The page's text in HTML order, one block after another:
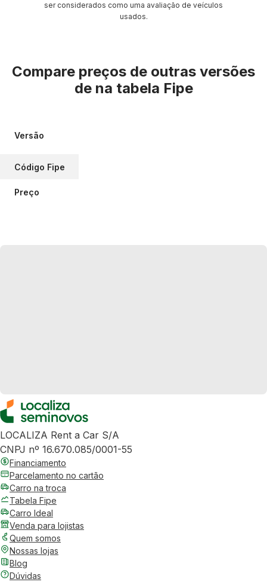
ser considerados como uma avaliação de veículos
usados.
Compare preços de outras versões
de na tabela Fipe
Versão
Código Fipe
Preço
LOCALIZA Rent a Car S/A
CNPJ nº 16.670.085/0001-55
Financiamento
Parcelamento no cartão
Carro na troca
Tabela Fipe
Carro Ideal
Venda para lojistas
Quem somos
Nossas lojas
Blog
Dúvidas